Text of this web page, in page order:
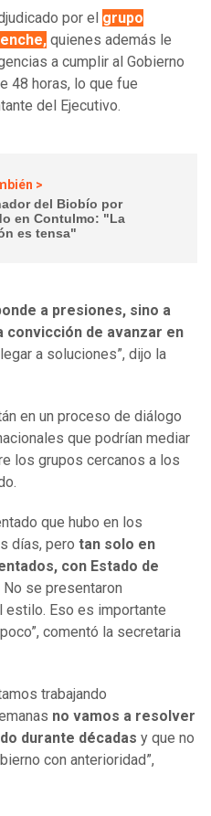
por el grupo
quienes además le
a cumplir al Gobierno
48 horas, lo que fue
del Ejecutivo.
>
del Biobío por
en Contulmo: "La
es tensa"
a presiones, sino a
convicción de avanzar en
a soluciones”, dijo la
en un proceso de diálogo
que podrían mediar
los grupos cercanos a los
que hubo en los
días, pero tan solo en
con Estado de
No se presentaron
estilo. Eso es importante
comentó la secretaria
trabajando
no vamos a resolver
durante décadas y que no
con anterioridad”,